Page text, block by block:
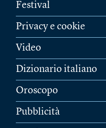
Festival
Privacy e cookie
Video
Dizionario italiano
Oroscopo
Pubblicità